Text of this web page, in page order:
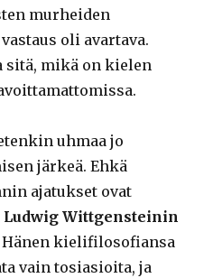
murheiden
oli avartava.
sitä, mikä on kielen
uhmaa jo
järkeä. Ehkä
ajatukset ovat
Ludwig Wittgensteinin
kielifilosofiansa
vain tosiasioita, ja